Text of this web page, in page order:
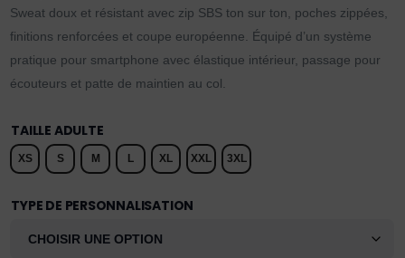
Sweat doux et résistant avec zip SBS ton sur ton, poches zippées,
finitions renforcées et coupe européenne. Équipé d’un système
pratique pour smartphone avec élastique intérieur, passage pour
écouteurs et patte de maintien au col.
TAILLE ADULTE
XS S M L XL XXL 3XL
TYPE DE PERSONNALISATION